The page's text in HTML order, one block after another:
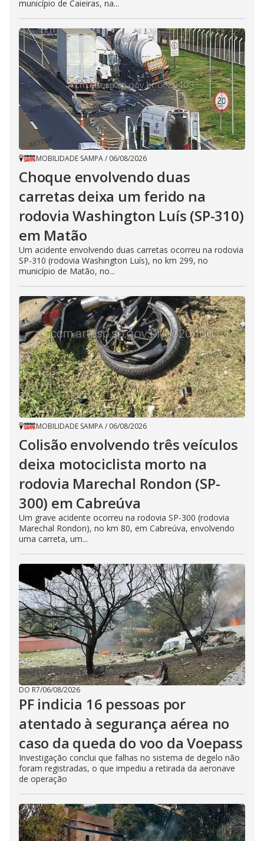
município de Caieiras, na...
MOBILIDADE SAMPA/ 06/08/2026
Choque envolvendo duas
carretas deixa um ferido na
rodovia Washington Luís (SP-310)
em Matão
Um acidente envolvendo duas carretas ocorreu na rodovia
SP-310 (rodovia Washington Luís), no km 299, no
município de Matão, no...
MOBILIDADE SAMPA/ 06/08/2026
Colisão envolvendo três veículos
deixa motociclista morto na
rodovia Marechal Rondon (SP-
300) em Cabreúva
Um grave acidente ocorreu na rodovia SP-300 (rodovia
Marechal Rondon), no km 80, em Cabreúva, envolvendo
uma carreta, um...
DO R7/06/08/2026
PF indicia 16 pessoas por
atentado à segurança aérea no
caso da queda do voo da Voepass
Investigação conclui que falhas no sistema de degelo não
foram registradas, o que impediu a retirada da aeronave
de operação